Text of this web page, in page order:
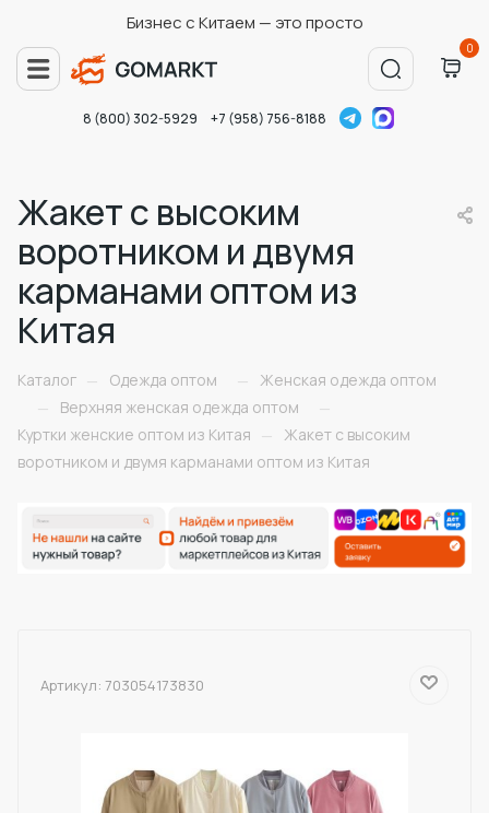
Бизнес с Китаем — это просто
0
8 (800) 302-5929 +7 (958) 756-8188
Жакет с высоким
воротником и двумя
карманами оптом из
Китая
Каталог — Одежда оптом —
Женская одежда оптом
—
Верхняя женская одежда оптом
—
Куртки женские оптом из Китая —
Жакет с высоким
воротником и двумя карманами оптом из Китая
Артикул: 703054173830